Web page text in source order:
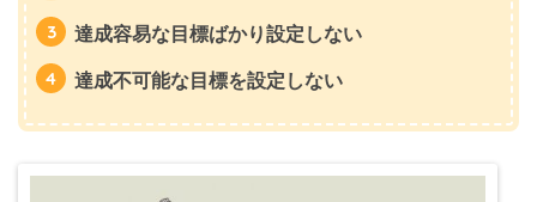
達成容易な目標ばかり設定しない
達成不可能な目標を設定しない